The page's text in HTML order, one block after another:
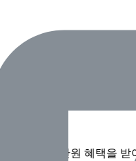
고 최대 1만원 혜택을 받